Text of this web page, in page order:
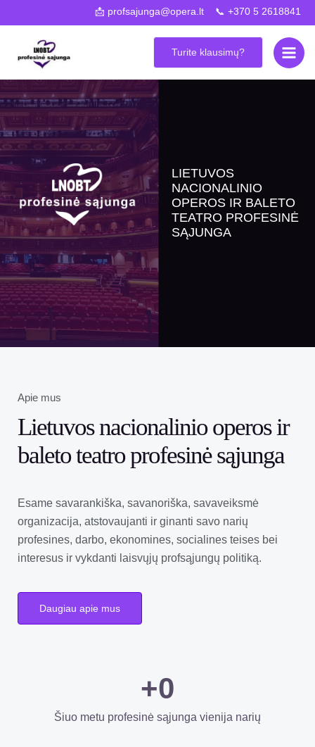
📩 profsajunga@opera.lt 📞 +370 5 2618841
Turite klausimų?
Main
LIETUVOS
NACIONALINIO
OPEROS IR BALETO
TEATRO PROFESINĖ
SĄJUNGA
Apie mus
Lietuvos nacionalinio operos ir
baleto teatro profesinė sąjunga
Esame savarankiška, savanoriška, savaveiksmė
organizacija, atstovaujanti ir ginanti savo narių
profesines, darbo, ekonomines, socialines teises bei
interesus ir vykdanti laisvųjų profsąjungų politiką.
Daugiau apie mus
+0
Šiuo metu profesinė sąjunga vienija narių